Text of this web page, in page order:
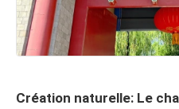
Création naturelle: Le